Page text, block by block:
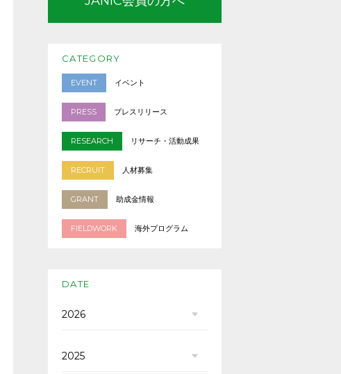
CATEGORY
EVENT イベント
PRESS プレスリリース
RESEARCH リサーチ・活動成果
RECRUIT 人材募集
GRANT 助成金情報
FIELDWORK 海外プログラム
DATE
2026
2025